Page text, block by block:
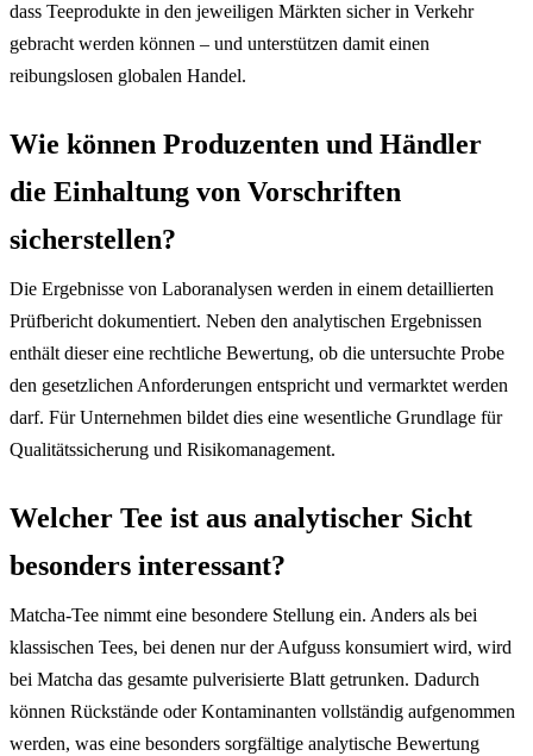
dass Teeprodukte in den jeweiligen Märkten sicher in Verkehr
gebracht werden können – und unterstützen damit einen
reibungslosen globalen Handel.
Wie können Produzenten und Händler
die Einhaltung von Vorschriften
sicherstellen?
Die Ergebnisse von Laboranalysen werden in einem detaillierten
Prüfbericht dokumentiert. Neben den analytischen Ergebnissen
enthält dieser eine rechtliche Bewertung, ob die untersuchte Probe
den gesetzlichen Anforderungen entspricht und vermarktet werden
darf. Für Unternehmen bildet dies eine wesentliche Grundlage für
Qualitätssicherung und Risikomanagement.
Welcher Tee ist aus analytischer Sicht
besonders interessant?
Matcha-Tee nimmt eine besondere Stellung ein. Anders als bei
klassischen Tees, bei denen nur der Aufguss konsumiert wird, wird
bei Matcha das gesamte pulverisierte Blatt getrunken. Dadurch
können Rückstände oder Kontaminanten vollständig aufgenommen
werden, was eine besonders sorgfältige analytische Bewertung